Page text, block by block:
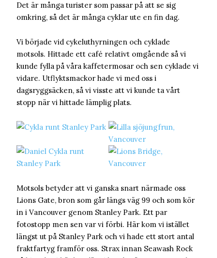
Det är många turister som passar på att se sig
omkring, så det är många cyklar ute en fin dag.
Vi började vid cykeluthyrningen och cyklade
motsols. Hittade ett café relativt omgående så vi
kunde fylla på våra kaffetermosar och sen cyklade vi
vidare. Utflyktsmackor hade vi med oss i
dagsryggsäcken, så vi visste att vi kunde ta vårt
stopp när vi hittade lämplig plats.
Motsols betyder att vi ganska snart närmade oss
Lions Gate, bron som går längs väg 99 och som kör
in i Vancouver genom Stanley Park. Ett par
fotostopp men sen var vi förbi. Här kom vi istället
längst ut på Stanley Park och vi hade ett stort antal
fraktfartyg framför oss. Strax innan Seawash Rock